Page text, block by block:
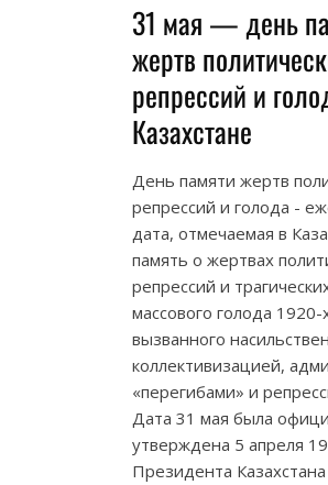
31 мая — день
жертв
репрессий и
Казахстане
День памяти жертв
репрессий и голода -
дата, отмечаемая в
память о жертвах
репрессий и
массового голода
вызванного
коллективизацией,
«перегибами» и
Дата 31 мая была
утверждена 5 апреля
Президента